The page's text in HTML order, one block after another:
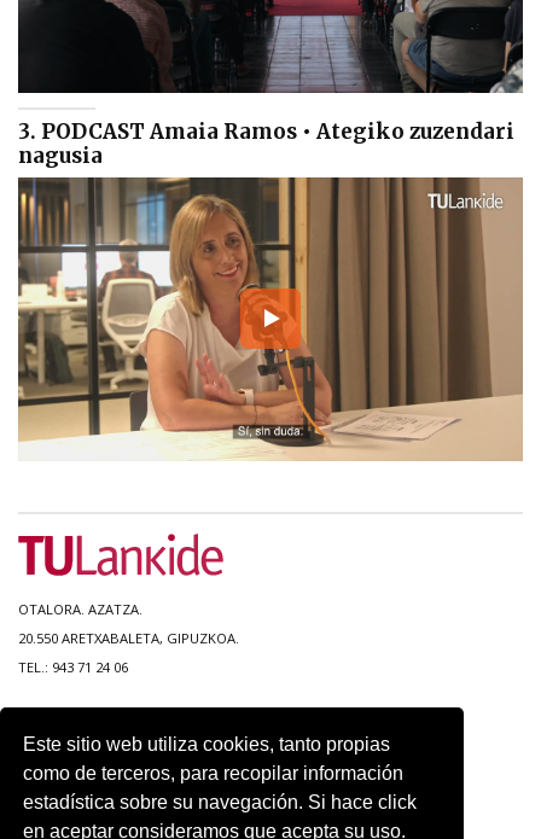
Este sitio web utiliza cookies, tanto propias
como de terceros, para recopilar información
estadística sobre su navegación. Si hace click
en aceptar consideramos que acepta su uso.
3. PODCAST Amaia Ramos • Ategiko zuzendari
nagusia
OTALORA. AZATZA.
20.550 ARETXABALETA, GIPUZKOA.
TEL.: 943 71 24 06
ACCESIBILIDAD
CONTACTO
AVISO LEGAL
POLITICA DE PRIVACIDAD